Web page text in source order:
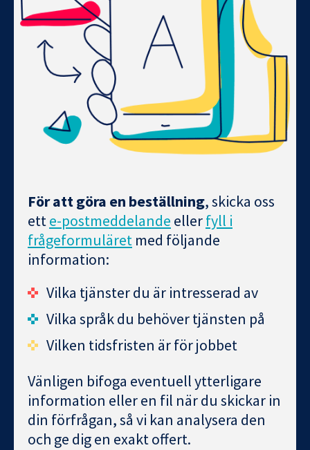
För att göra en beställning, skicka oss
ette-postmeddelande ellerfyll i
frågeformuläret med följande
information:
Vilka tjänster du är intresserad av
Vilka språk du behöver tjänsten på
Vilken tidsfristen är för jobbet
Vänligen bifoga eventuell ytterligare
information eller en fil när du skickar in
din förfrågan, så vi kan analysera den
och ge dig en exakt offert.